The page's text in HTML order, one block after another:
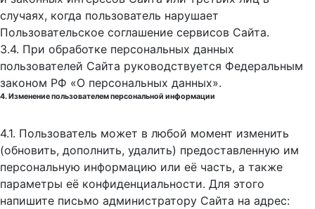
случаях, когда пользователь нарушает
Пользовательское соглашение сервисов Сайта.
3.4. При обработке персональных данных
пользователей Сайта руководствуется Федеральным
законом РФ «О персональных данных».
4. Изменение пользователем персональной информации
4.1. Пользователь может в любой момент изменить
(обновить, дополнить, удалить) предоставленную им
персональную информацию или её часть, а также
параметры её конфиденциальности. Для этого
напишите письмо администратору Сайта на адрес: